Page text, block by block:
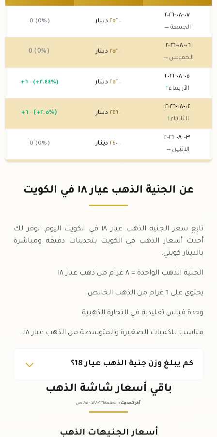
٠٧-٠٨-٢٠٢٦
الجمعة →
٢٥٢ .٠٠ دينار 0 (0%)
٠٦-٠٨-٢٠٢٦
الخميس →
٢٥٢ دينار 0 (0%)
٠٥-٠٨-٢٠٢٦
الأربعاء↑
٢٥٢ .٠٠ دينار +٦ .٠٠ (+٢.٤٤%)
٠٤-٠٨-٢٠٢٦
الثلاثاء ↑
٢٤٦ .٠٠ دينار +٦ .٠٠ (+٢.٥%)
٠٣-٠٨-٢٠٢٦
الاثنين →
٢٤٠ .٠٠ دينار 0 (0%)
٢٤٠.٠٠ دينار
عن الجنية الذهب عيار ١٨ في الكويت
تابع سعر الجنيه الذهب عيار ١٨ في الكويت اليوم. نوفر لك
أحدث أسعار الذهب في الكويت بتحديثات دقيقة ومباشرة
بالدينار كويتي.
الجنية الذهب الواحدة = ٨ غرام من ذهب عيار ١٨
يحتوي على ٦ غرام من الذهب الخالص
وحدة قياس تقليدية في التجارة الذهبية
مناسب للكميات الصغيرة والمتوسطة من الذهب عيار ١٨…
كم يبلغ وزن جنية الذهب عيار 18؟
باقي أسعار شاشة الذهب
آخر تحديث : الجمعة ٠٧ /٠٨/٢٠٢٦ - ٠٩:٠٥ ص
أسعار الجنيهات الذهب